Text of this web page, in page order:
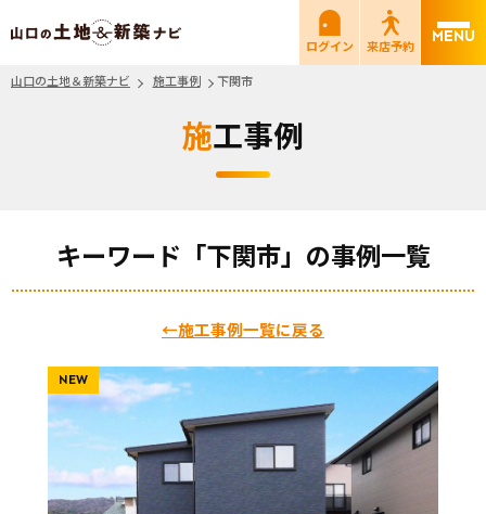
山口の土地＆新築ナビ
ログイン
来店予約
山口の土地＆新築ナビ
施工事例 下関市
施工事例
キーワード「下関市」の事例一覧
←施工事例一覧に戻る
NEW